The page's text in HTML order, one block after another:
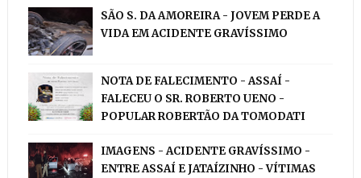
SÃO S. DA AMOREIRA - JOVEM PERDE A
VIDA EM ACIDENTE GRAVÍSSIMO
NOTA DE FALECIMENTO - ASSAÍ -
FALECEU O SR. ROBERTO UENO -
POPULAR ROBERTÃO DA TOMODATI
IMAGENS - ACIDENTE GRAVÍSSIMO -
ENTRE ASSAÍ E JATAÍZINHO - VÍTIMAS